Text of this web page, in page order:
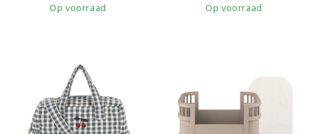
Op voorraad
Op voorraad